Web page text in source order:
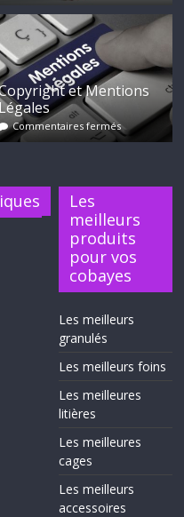
et Mentions
Commentaires fermés
Les
meilleurs
produits
pour vos
cobayes
Les meilleurs
granulés
Les meilleurs foins
Les meilleures
litières
Les meilleures
cages
Les meilleurs
accessoires